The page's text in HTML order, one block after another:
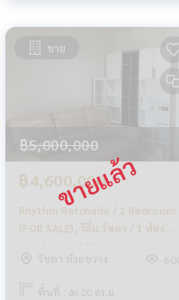
ขาย
฿5,000,000
฿4,600,000
Rhythm Ratchada / 1 Bedroom
(FOR SALE), ริธึ่ม รัชดา / 1 ห้อง
นอน (ขาย) LIL236
รัชดา ห้วยขวาง
600
พื้นที่ : 46.00 ตร.ม.